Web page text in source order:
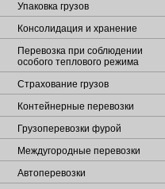
Упаковка грузов
Консолидация и хранение
Перевозка при соблюдении
особого теплового режима
Страхование грузов
Контейнерные перевозки
Грузоперевозки фурой
Междугородные перевозки
Автоперевозки